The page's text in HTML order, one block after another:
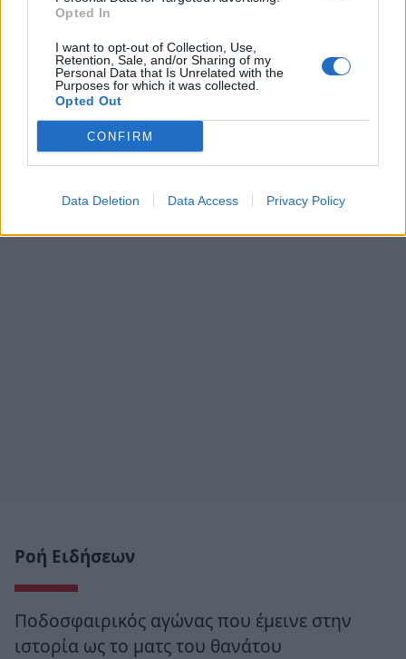
Opted In
I want to opt-out of Collection, Use,
Retention, Sale, and/or Sharing of my
Personal Data that Is Unrelated with the
Purposes for which it was collected.
Opted Out
CONFIRM
Data Deletion Data Access Privacy Policy
Ροή Ειδήσεων
Ποδοσφαιρικός αγώνας που έμεινε στην
ιστορία ως το ματς του θανάτου